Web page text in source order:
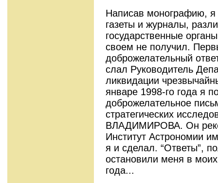
Написав монографию,
газеты и журналы,
государственные
своем не получил.
доброжелательный
слал Руководитель
ликвидации
январе 1998-го года я
доброжелательное
стратегических
ВЛАДИМИРОВА. Он
Институт Астрономии
я и сделал. “Ответы”,
остано­вили меня в
года...